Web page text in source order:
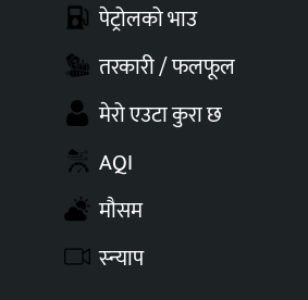
पेट्रोलको भाउ
तरकारी / फलफूल
मेरो एउटा कुरा छ
AQI
मौसम
स्न्याप